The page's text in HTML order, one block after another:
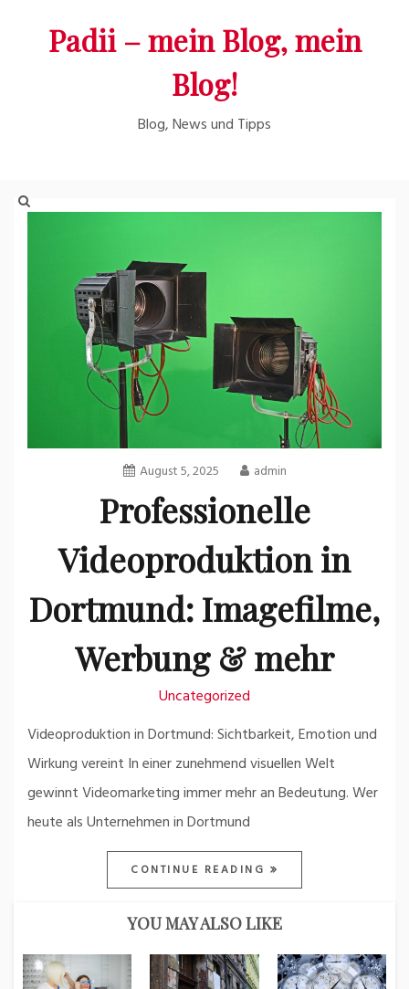
Padii – mein Blog, mein
Blog!
Blog, News und Tipps
August 5, 2025 admin
Professionelle
Videoproduktion in
Dortmund: Imagefilme,
Werbung & mehr
Uncategorized
Videoproduktion in Dortmund: Sichtbarkeit, Emotion und
Wirkung vereint In einer zunehmend visuellen Welt
gewinnt Videomarketing immer mehr an Bedeutung. Wer
heute als Unternehmen in Dortmund
CONTINUE READING
YOU MAY ALSO LIKE